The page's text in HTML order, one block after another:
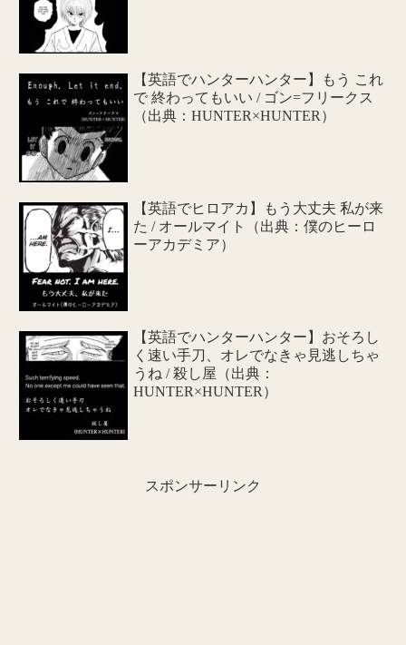
【英語でハンターハンター】もう これ
で 終わってもいい / ゴン=フリークス
（出典：HUNTER×HUNTER）
【英語でヒロアカ】もう大丈夫 私が来
た / オールマイト（出典：僕のヒーロ
ーアカデミア）
【英語でハンターハンター】おそろし
く速い手刀、オレでなきゃ見逃しちゃ
うね / 殺し屋（出典：
HUNTER×HUNTER）
スポンサーリンク